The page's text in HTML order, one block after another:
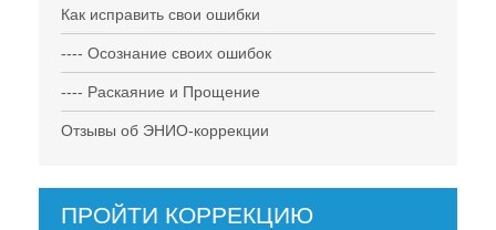
Как исправить свои ошибки
---- Осознание своих ошибок
---- Раскаяние и Прощение
Отзывы об ЭНИО-коррекции
ПРОЙТИ КОРРЕКЦИЮ